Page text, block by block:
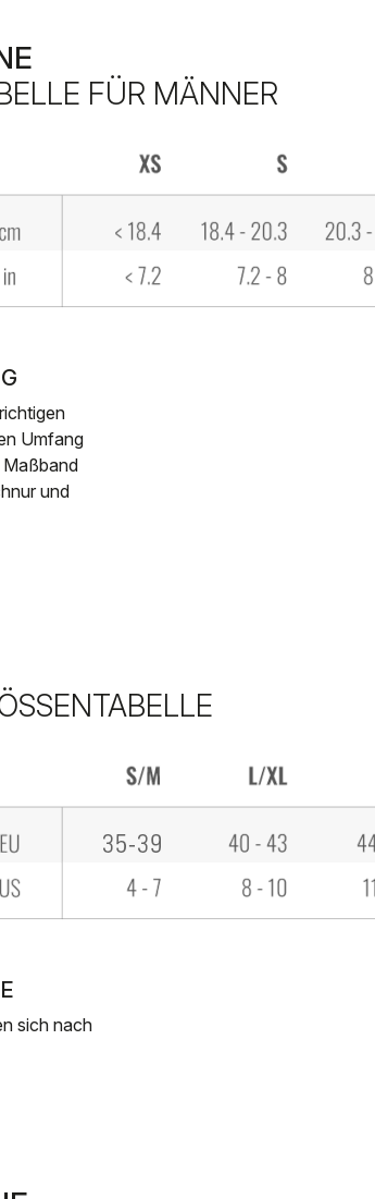
FÜR MÄNNER
Umfang
Maßband
und
sich nach